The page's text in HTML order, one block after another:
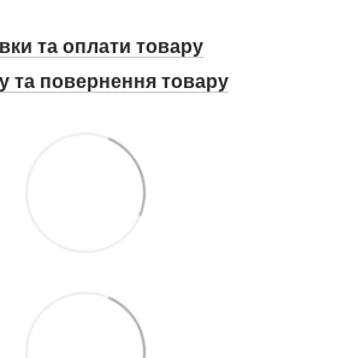
та оплати товару
та повернення товару